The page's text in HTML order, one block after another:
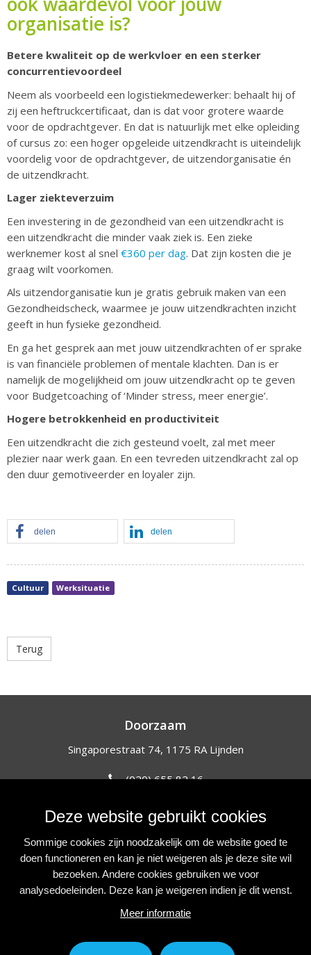
organisatie is?
Betere kwaliteit op de werkvloer en een sterker
concurrentievoordeel
Neem als voorbeeld een logistiekmedewerker: behaalt hij of
zij een heftruckcertificaat, dan is dat voor grotere waarde
voor de opdrachtgever. En dat is natuurlijk met elke opleiding
of cursus zo: een hoger opgeleide uitzendkracht is uiteindelijk
voordelig voor de opdrachtgever, de uitzendorganisatie én
de uitzendkracht.
Lager ziekteverzuim
Een investering in de gezondheid van een uitzendkracht is
een uitzendkracht die minder vaak ziek is. Een zieke
werknemer kost al snel €360 per dag. Dat zijn kosten die je
graag wilt voorkomen.
Als uitzendorganisatie kun je gratis gebruik maken van een
Gezondheidscheck, waarmee je jouw uitzendkrachten inzicht
geeft in hun fysieke gezondheid.
En ga het gesprek aan met jouw uitzendkrachten of er sprake
is van financiële problemen of mentale klachten. Dan is er
namelijk de mogelijkheid om jouw uitzendkracht op te geven
voor Budgetcoaching of ‘Minder stress, meer energie’.
Hogere betrokkenheid en productiviteit
Een uitzendkracht die zich gesteund voelt, zal met meer
plezier naar werk gaan. En een tevreden uitzendkracht zal op
den duur gemotiveerder en loyaler zijn.
delen delen
Cultuur Werksituatie
Terug
Doorzaam
Singaporestraat 74, 1175 RA Lijnden
(020) 655 82 16
NIEUWSBRIEF
Blijf op de hoogte van onze initiatieven, acties en projecten.
Inschrijven
VOLG ONS
Deze website gebruikt cookies
Sommige cookies zijn noodzakelijk om de website goed te
doen functioneren en kan je niet weigeren als je deze site wil
bezoeken. Andere cookies gebruiken we voor
analysedoeleinden. Deze kan je weigeren indien je dit wenst.
Meer informatie